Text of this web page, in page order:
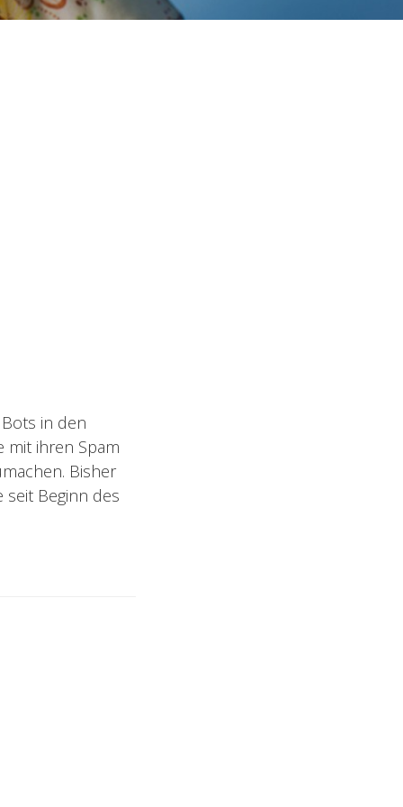
in den
mit ihren Spam
Bisher
Beginn des